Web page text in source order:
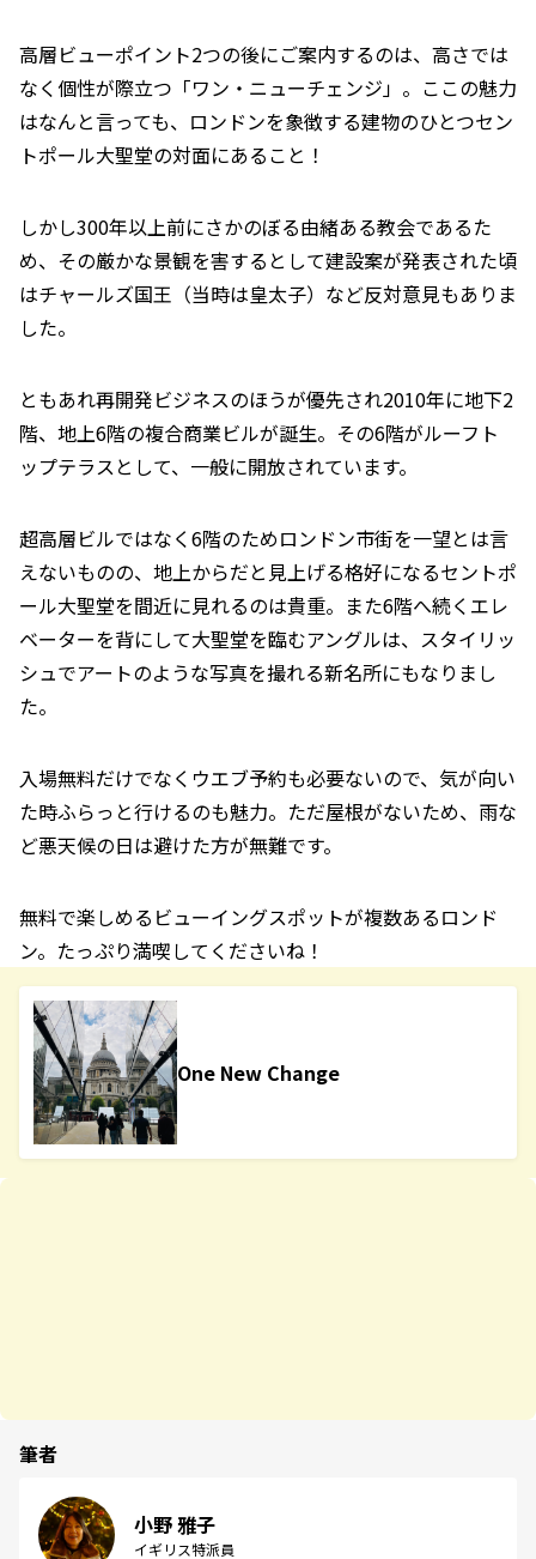
高層ビューポイント2つの後にご案内するのは、高さでは
なく個性が際立つ「ワン・ニューチェンジ」。ここの魅力
はなんと言っても、ロンドンを象徴する建物のひとつセン
トポール大聖堂の対面にあること！
しかし300年以上前にさかのぼる由緒ある教会であるた
め、その厳かな景観を害するとして建設案が発表された頃
はチャールズ国王（当時は皇太子）など反対意見もありま
した。
ともあれ再開発ビジネスのほうが優先され2010年に地下2
階、地上6階の複合商業ビルが誕生。その6階がルーフト
ップテラスとして、一般に開放されています。
超高層ビルではなく6階のためロンドン市街を一望とは言
えないものの、地上からだと見上げる格好になるセントポ
ール大聖堂を間近に見れるのは貴重。また6階へ続くエレ
ベーターを背にして大聖堂を臨むアングルは、スタイリッ
シュでアートのような写真を撮れる新名所にもなりまし
た。
入場無料だけでなくウエブ予約も必要ないので、気が向い
た時ふらっと行けるのも魅力。ただ屋根がないため、雨な
ど悪天候の日は避けた方が無難です。
無料で楽しめるビューイングスポットが複数あるロンド
ン。たっぷり満喫してくださいね！
One New Change
筆者
小野 雅子
イギリス特派員